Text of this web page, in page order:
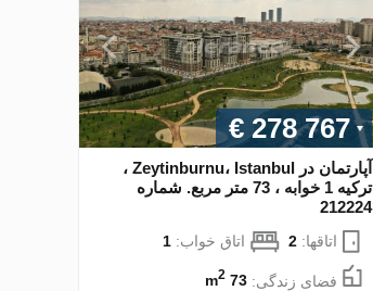
€ 278 767
آپارتمان در Zeytinburnu، Istanbul ،
ترکیه 1 خوابه ، 73 متر مربع. شماره
212224
اتاقها: 2 اتاق خواب: 1
فضای زندگی: 73 m
2